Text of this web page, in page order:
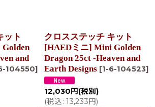
ット
and
104550]
クロスステッチ キット
[HAEDミニ] Mini Golden
Dragon 25ct -Heaven and
Earth Designs [1-6-104523]
12,030 円 (税別)
(税込: 13,233円)